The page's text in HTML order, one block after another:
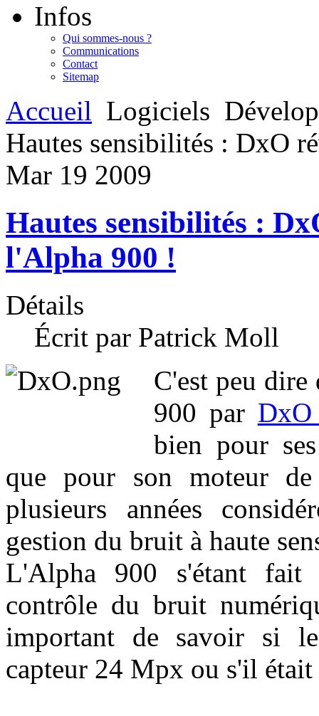
Infos
Qui sommes-nous ?
Communications
Contact
Sitemap
Accueil Logiciels
Hautes sensibilités : DxO
Mar 19 2009
Hautes sensibilités :
l'Alpha 900 !
Détails
Écrit par Patrick Moll
C'est peu
900 par
bien pour
que pour son moteur
plusieurs années
gestion du bruit à haute
L'Alpha 900 s'étant
contrôle du bruit
important de savoir si
capteur 24 Mpx ou s'il